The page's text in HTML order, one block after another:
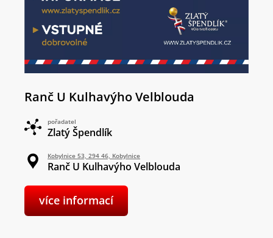
Ranč U Kulhavýho Velblouda
pořadatel
Zlatý Špendlík
Kobylnice 53, 294 46, Kobylnice
Ranč U Kulhavýho Velblouda
více informací